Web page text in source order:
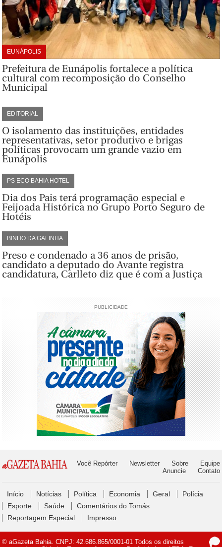
EUNÁPOLIS
Prefeitura de Eunápolis fortalece a política
cultural com recomposição do Conselho
Municipal
EDITORIAL
O isolamento das instituições, entidades
representativas, setor produtivo e brigas
políticas provocam um grande vazio em
Eunápolis
PS ECO BAHIA HOTEL
Dia dos Pais terá programação especial e
Feijoada Histórica no Grupo Porto Seguro de
Hotéis
BINHO DA GALINHA
Preso e condenado a 36 anos de prisão,
candidato a deputado do Avante registra
candidatura, Carlleto diz que é com a Justiça
PUBLICIDADE
Você Repórter Newsletter Sobre
Equipe
Anuncie
Contato
Início Notícias Política Economia Geral
Polícia
Esporte
Saúde
Comentários do Tomás
Reportagem Especial
Impresso
© aGazeta Bahia. CNPJ: 42.686.865/0001-01 Todos os direitos